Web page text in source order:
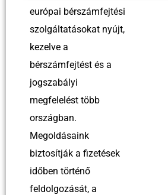
európai bérszámfejtési
szolgáltatásokat nyújt,
kezelve a
bérszámfejtést és a
jogszabályi
megfelelést több
országban.
Megoldásaink
biztosítják a fizetések
időben történő
feldolgozását, a